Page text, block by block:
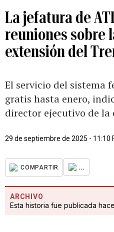
La jefatura de
reuniones sobre
extensión del
El servicio del sistema
gratis hasta enero,
director ejecutivo de
29 de septiembre de 2025 - 11:10
COMPARTIR ...
ARCHIVO
Esta historia fue publicada